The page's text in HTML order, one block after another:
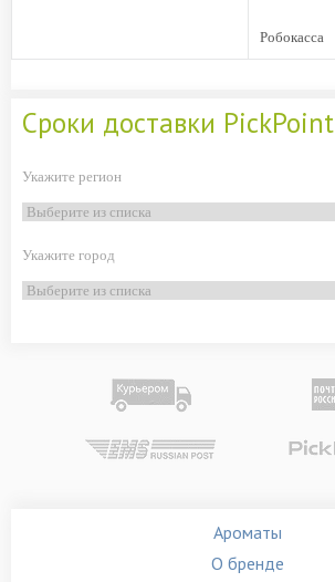
Робокасса
Сроки доставки PickPoint
Укажите регион
Укажите город
Ароматы
О бренде